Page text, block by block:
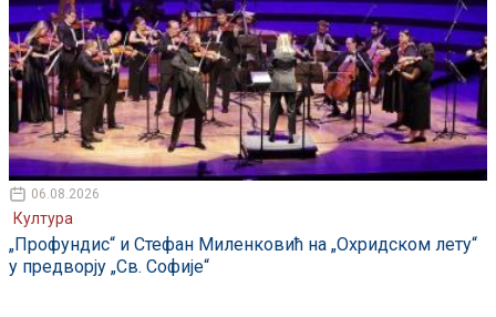
06.08.2026
Култура
„Профундис“ и Стефан Миленковић на „Охридском лету“
у предворју „Св. Софије“